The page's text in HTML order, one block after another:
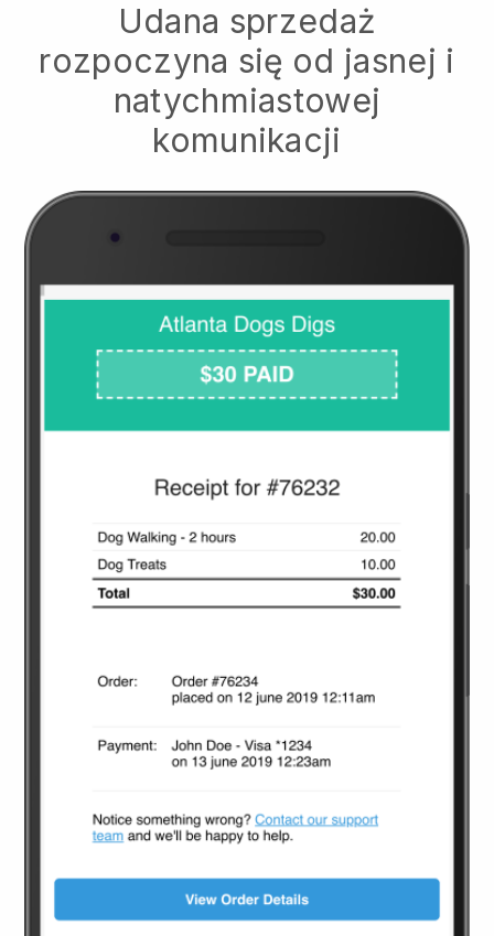
Udana sprzedaż
rozpoczyna się od jasnej i
natychmiastowej
komunikacji